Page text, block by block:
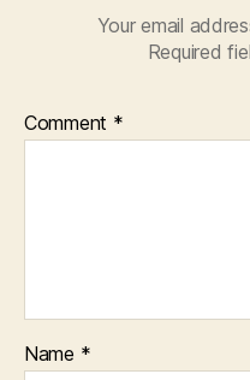
Your email
Required
Comment *
Name *